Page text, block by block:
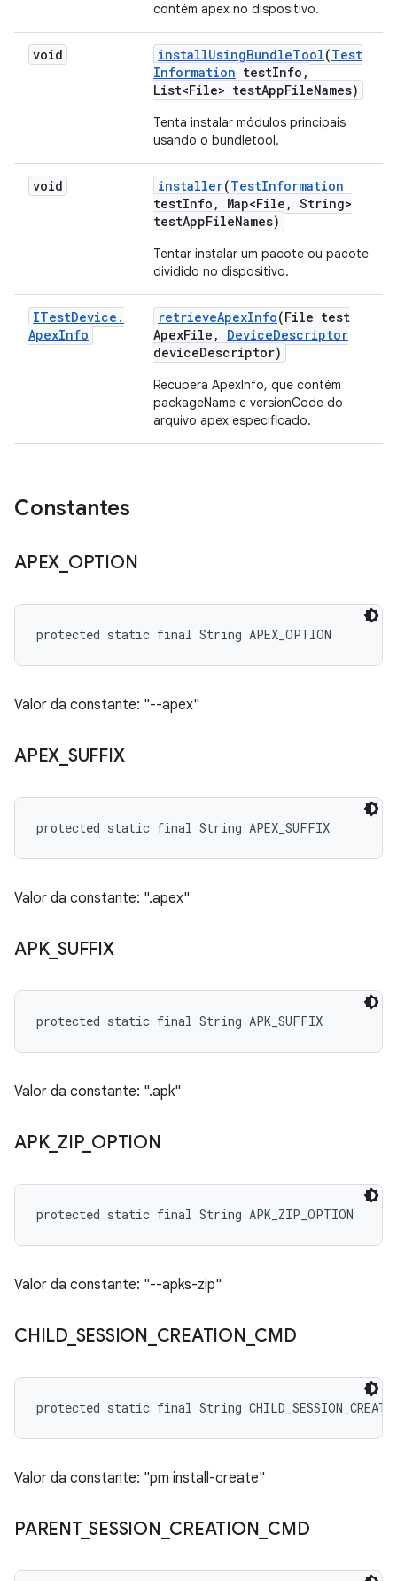
contém apex no dispositivo.
void installUsingBundleTool(Test
Information testInfo ,
List<File> testAppFileNames)
Tenta instalar módulos principais
usando o bundletool.
void installer(TestInformation
testInfo , Map<File , String>
testAppFileNames)
Tentar instalar um pacote ou pacote
dividido no dispositivo.
ITestDevice .
ApexInfo
retrieveApexInfo(File test
ApexFile , DeviceDescriptor
deviceDescriptor)
Recupera ApexInfo, que contém
packageName e versionCode do
arquivo apex especificado.
Constantes
APEX OPTION
protected static final String APEX_OPTION
Valor da constante: "--apex"
APEX SUFFIX
protected static final String APEX_SUFFIX
Valor da constante: ".apex"
APK_ SUFFIX
protected static final String APK_SUFFIX
Valor da constante: ".apk"
APK_ ZIP_ OPTION
protected static final String APK_ZIP_OPTION
Valor da constante: "--apks-zip"
CHILD_ SESSION CREATION CMD
protected static final String
Valor da constante: "pm install-create"
PARENT_SESSION CREATION CMD